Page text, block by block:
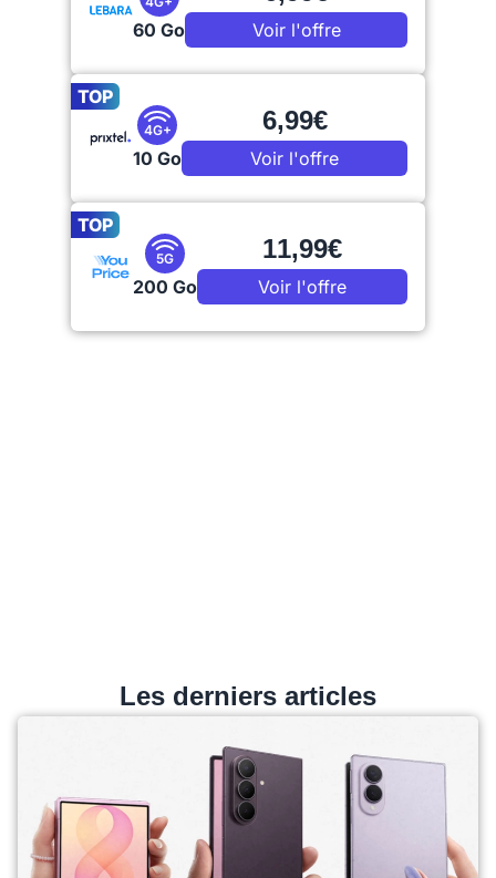
60 Go Voir l'offre
TOP
4G+
10 Go
6,99€
Voir l'offre
TOP
5G
200 Go
11,99€
Voir l'offre
Les derniers articles